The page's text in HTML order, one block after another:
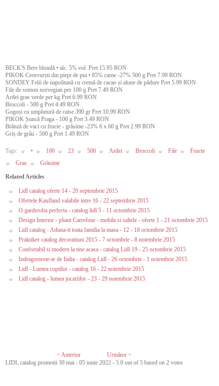
BECK'S Bere blondă • alc. 5% vol. Pret 15.95 RON
PIKOK Crenvurști din piept de pui • 85% carne -27% 500 g Pret 7.99 RON
SONDEY Felii de napolitană cu cremă de cacao și alune de pădure Pret 5.99 RON
File de somon norvegian per 100 g Pret 7.49 RON
Ardei gras verde per kg Pret 6.99 RON
Broccoli - 500 g Pret 4.49 RON
Gogoși cu umplutură de caise 390 gr Pret 10.99 RON
PIKOK Șuncă Praga - 100 g Pret 3.49 RON
Brânză de vaci cu fructe - grăsime -23% 6 x 60 g Pret 2.99 RON
Griș de grâu - 500 g Pret 1.49 RON
Tags: • 100 23 500 Ardei Broccoli File
Fructe
Gras
Grăsime
Related Articles
Lidl catalog oferte 14 - 20 septembrie 2015
Ofertele Kaufland valabile intre 16 - 22 septembrie 2015
O garderoba perfecta - catalog lidl 5 - 11 octombrie 2015
Design Interior - pliant Carrefour - mobila si saltele - oferte 1 - 21 octombrie 2015
Lidl catalog - Aduna-ti toata familia la masa - 12 - 18 octombrie 2015
Praktiker catalog decoratiuni 2015 - 7 octombrie - 8 noiembrie 2015
Confortabil si modern la tine acasa - catalog Lidl 19 - 25 octombrie 2015
Indragosteste-te de Italia - catalog Lidl - 26 octombrie - 1 noiembrie 2015
Lidl - Lumea copiilor - catalog 16 - 22 noiembrie 2015
Lidl catalog - lumea jucariilor - 23 - 29 noiembrie 2015
< Anterior
Următor >
LIDL catalog promotii 30 mai - 05 iunie 2022 -5.0 out of5 based on2 votes